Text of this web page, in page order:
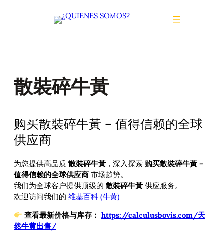
散裝碎牛黃
购买散裝碎牛黃 – 值得信赖的全球
供应商
为您提供高品质 散裝碎牛黃 ，深入探索 购买散裝碎牛黃 –
值得信赖的全球供应商 市场趋势。
我们为全球客户提供顶级的 散裝碎牛黃 供应服务。
欢迎访问我们的 维基百科 (牛黄)
查看最新价格与库存： https://calculusbovis.com/天
然牛黄出售/